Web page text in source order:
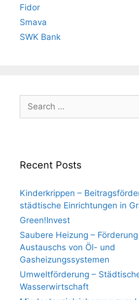
Fidor
Smava
SWK Bank
Search
for:
Recent Posts
Kinderkrippen –
städtische Einrichtungen in
Green!Invest
Saubere Heizung –
Austauschs von Öl- und
Gasheizungssystemen
Umweltförderung –
Wasserwirtschaft